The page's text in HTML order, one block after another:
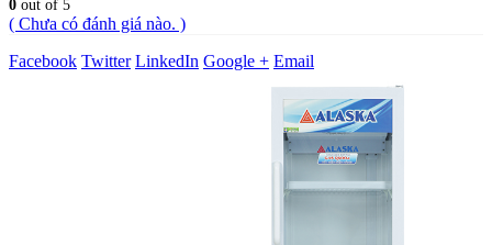
0 out of 5
( Chưa có đánh giá nào. )
Facebook Twitter LinkedIn Google + Email